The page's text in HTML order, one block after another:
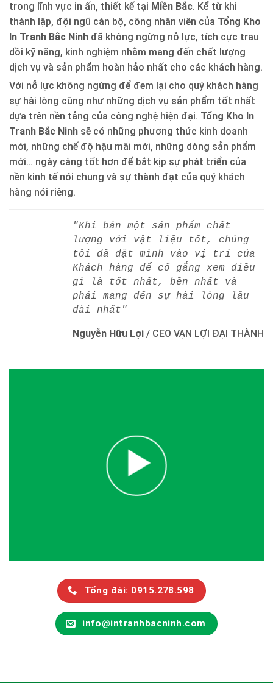
trong lĩnh vực in ấn, thiết kế tại Miền Bắc. Kể từ khi
thành lập, đội ngũ cán bộ, công nhân viên của Tổng Kho
In Tranh Bắc Ninh đã không ngừng nỗ lực, tích cực trau
dồi kỹ năng, kinh nghiệm nhằm mang đến chất lượng
dịch vụ và sản phẩm hoàn hảo nhất cho các khách hàng.
Với nỗ lực không ngừng để đem lại cho quý khách hàng
sự hài lòng cũng như những dịch vụ sản phẩm tốt nhất
dựa trên nền tảng của công nghệ hiện đại. Tổng Kho In
Tranh Bắc Ninh sẽ có những phương thức kinh doanh
mới, những chế độ hậu mãi mới, những dòng sản phẩm
mới… ngày càng tốt hơn để bắt kịp sự phát triển của
nền kinh tế nói chung và sự thành đạt của quý khách
hàng nói riêng.
"Khi bán một sản phẩm chất
lượng với vật liệu tốt, chúng
tôi đã đặt mình vào vị trí của
Khách hàng để cố gắng xem điều
gì là tốt nhất, bền nhất và
phải mang đến sự hài lòng lâu
dài nhất"
Nguyễn Hữu Lợi / CEO VẠN LỢI ĐẠI THÀNH
Tổng đài: 0915.278.598
info@intranhbacninh.com